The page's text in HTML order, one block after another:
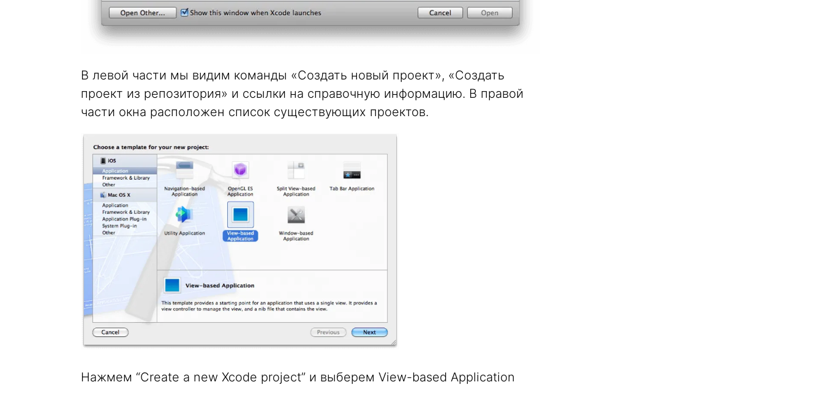
В левой части мы видим команды «Создать новый проект», «Создать
проект из репозитория» и ссылки на справочную информацию. В правой
части окна расположен список существующих проектов.
Нажмем “Create a new Xcode project” и выберем View-based Application